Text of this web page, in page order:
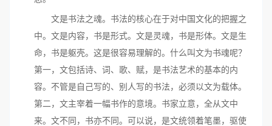
文是书法之魂。书法的核心在于对中国文化的把握之
中。文是内容，书是形式。文是灵魂，书是形体。文是生
命，书是躯壳。这是很容易理解的。什么叫文为书魂呢？
第一，文包括诗、词、歌、赋，是书法艺术的基本的内
容。不管是自己写的、别人写的书法，必须以文为载体。
第二，文主宰着一幅书作的意境。书家立意，全从文中
来。文不同，书亦不同。可以说，是文统领着笔墨，驱使